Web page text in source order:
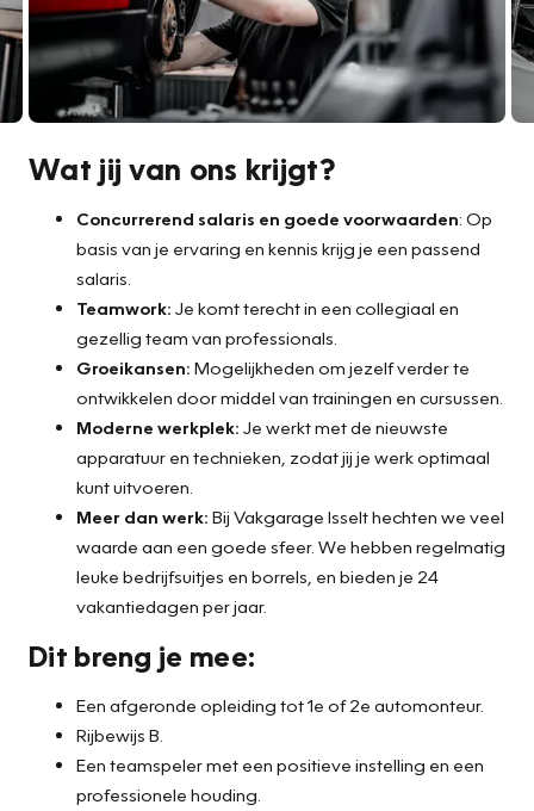
Wat jij van ons krijgt?
Concurrerend salaris en goede voorwaarden: Op
basis van je ervaring en kennis krijg je een passend
salaris.
Teamwork: Je komt terecht in een collegiaal en
gezellig team van professionals.
Groeikansen: Mogelijkheden om jezelf verder te
ontwikkelen door middel van trainingen en cursussen.
Moderne werkplek: Je werkt met de nieuwste
apparatuur en technieken, zodat jij je werk optimaal
kunt uitvoeren.
Meer dan werk: Bij Vakgarage Isselt hechten we veel
waarde aan een goede sfeer. We hebben regelmatig
leuke bedrijfsuitjes en borrels, en bieden je 24
vakantiedagen per jaar.
Dit breng je mee:
Een afgeronde opleiding tot 1e of 2e automonteur.
Rijbewijs B.
Een teamspeler met een positieve instelling en een
professionele houding.